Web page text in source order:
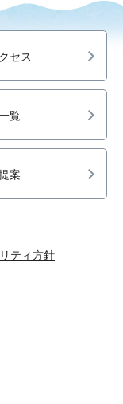
セス
覧
案
ティ方針